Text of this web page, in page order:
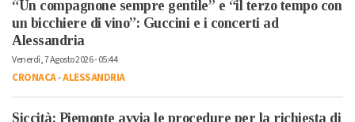
“Un compagnone sempre gentile” e “il terzo tempo con
un bicchiere di vino”: Guccini e i concerti ad
Alessandria
Venerdì, 7 Agosto 2026 - 05:44
CRONACA-ALESSANDRIA
Siccità: Piemonte avvia le procedure per la richiesta di